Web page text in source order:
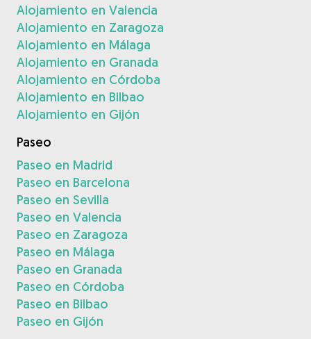
Alojamiento en Valencia
Alojamiento en Zaragoza
Alojamiento en Málaga
Alojamiento en Granada
Alojamiento en Córdoba
Alojamiento en Bilbao
Alojamiento en Gijón
Paseo
Paseo en Madrid
Paseo en Barcelona
Paseo en Sevilla
Paseo en Valencia
Paseo en Zaragoza
Paseo en Málaga
Paseo en Granada
Paseo en Córdoba
Paseo en Bilbao
Paseo en Gijón